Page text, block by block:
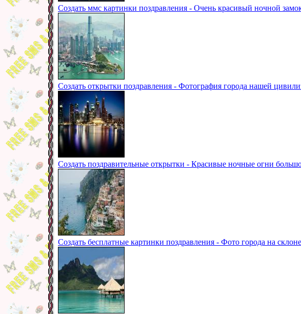
Создать ммс картинки поздравления - Очень красивый ночной
Создать открытки поздравления - Фотография города нашей
Создать поздравительные открытки - Красивые ночные огни
Создать бесплатные картинки поздравления - Фото города на